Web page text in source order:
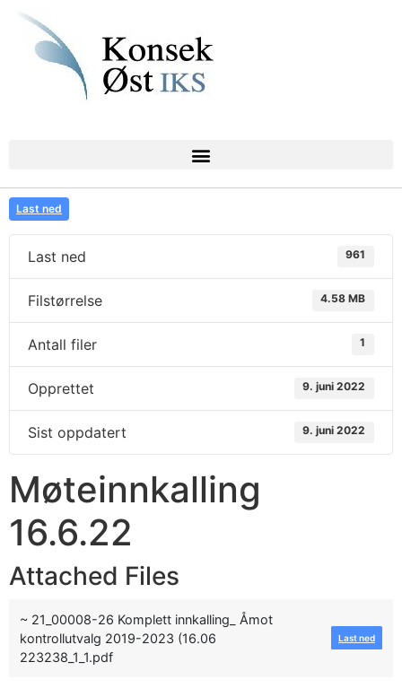
Last ned
Last ned 961
Filstørrelse 4.58 MB
Antall filer 1
Opprettet 9. juni 2022
Sist oppdatert 9. juni 2022
Møteinnkalling
16.6.22
Attached Files
~ 21_00008-26 Komplett innkalling_ Åmot
kontrollutvalg 2019-2023 (16.06
223238_1_1.pdf
Last ned